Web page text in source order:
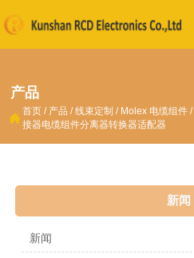
产品
 首页 / 产品 /线束定制 / Molex 电缆组件 /
接器电缆组件分离器转换器适配器
新闻
新闻